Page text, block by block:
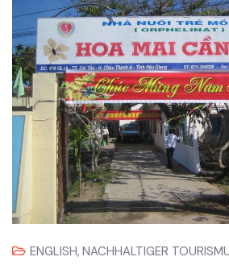
ENGLISH,NACHHALTIGER